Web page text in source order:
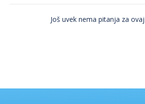
Još uvek nema pitanja za